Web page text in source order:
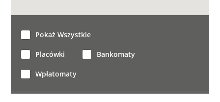
Pokaż Wszystkie
Placówki Bankomaty
Wpłatomaty